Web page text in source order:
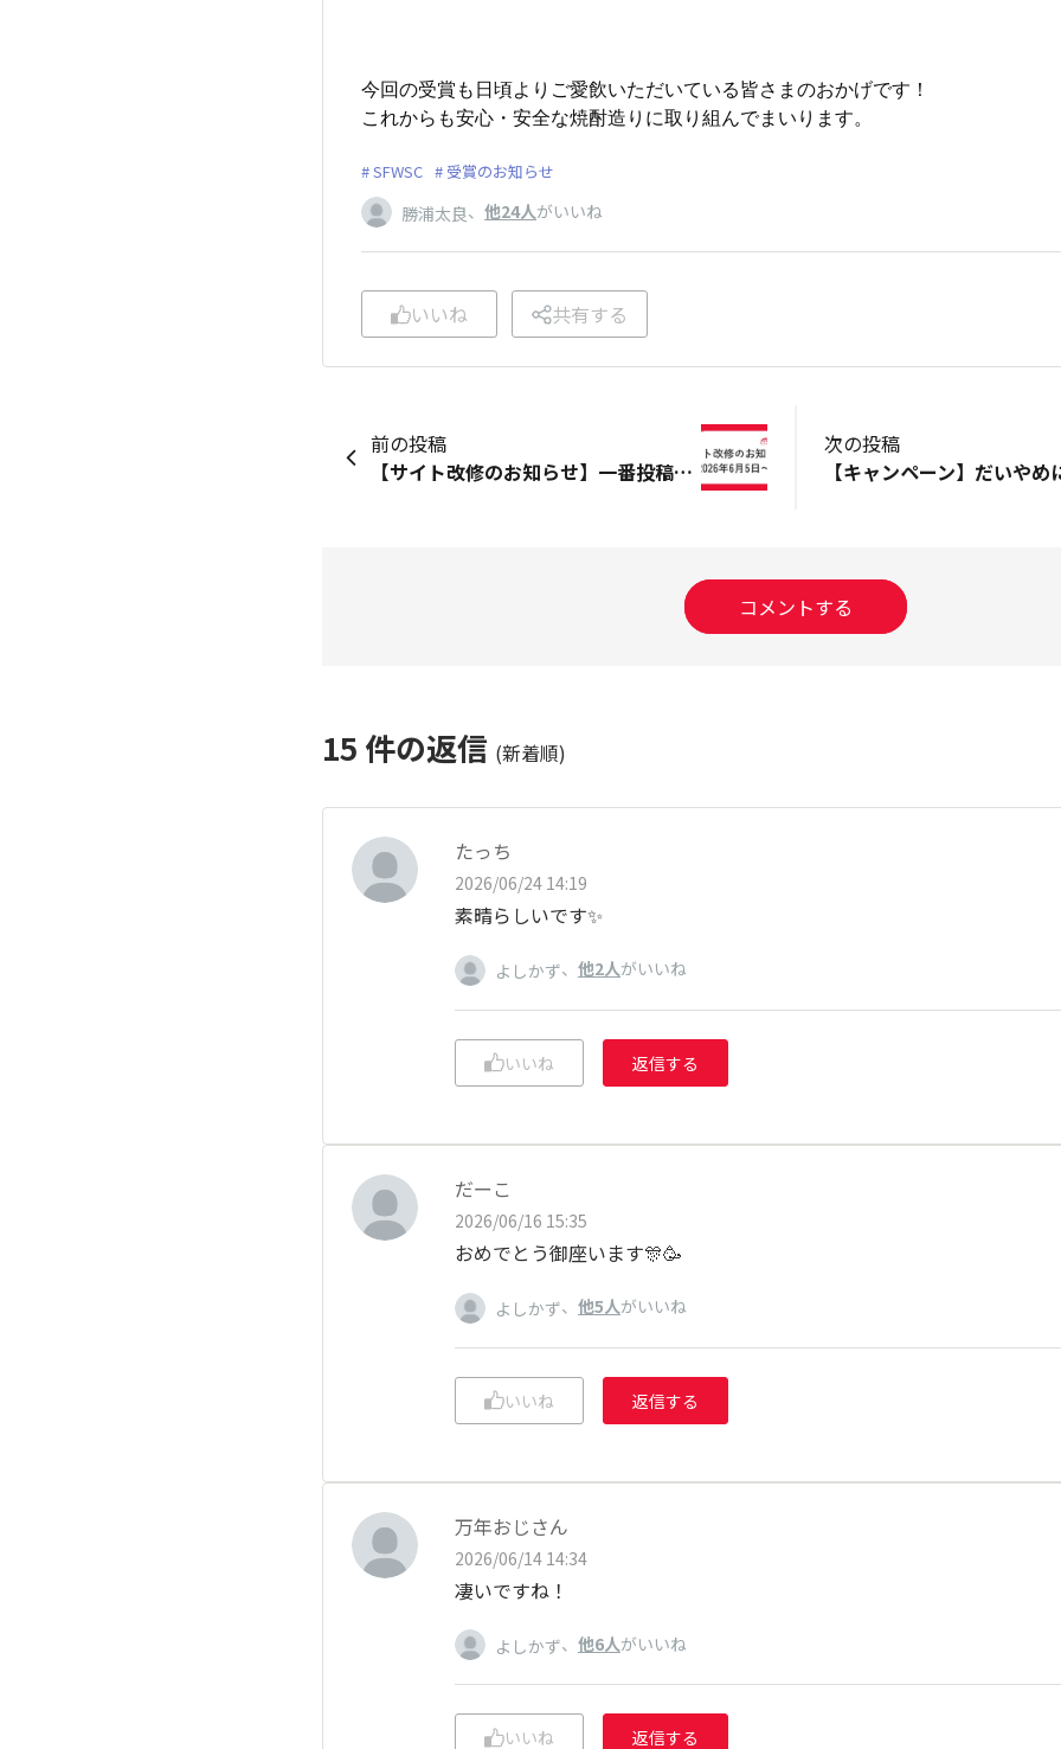
今回の受賞も日頃よりご愛飲いただいている皆さまのおかげです！
これからも安心・安全な焼酎造りに取り組んでまいります。
SFWSC 受賞のお知らせ
勝浦太良、 他24人がいいね
いいね 共有する
前の投稿
【サイト改修のお知らせ】一番投稿数の多い「＃今日の一杯」を独立します！
次の投稿
コメントする
15 件の返信 (新着順)
たっち
2026/06/24 14:19
素晴らしいです✨️
よしかず、 他2人がいいね
いいね 返信する
だーこ
2026/06/16 15:35
おめでとう御座います🎊🥳
よしかず、 他5人がいいね
いいね 返信する
万年おじさん
2026/06/14 14:34
凄いですね！
よしかず、 他6人がいいね
いいね 返信する